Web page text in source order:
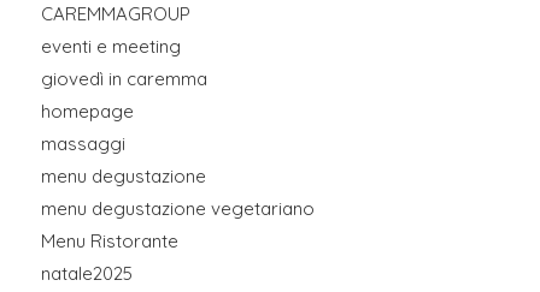
CAREMMAGROUP
eventi e meeting
giovedì in caremma
homepage
massaggi
menu degustazione
menu degustazione vegetariano
Menu Ristorante
natale2025